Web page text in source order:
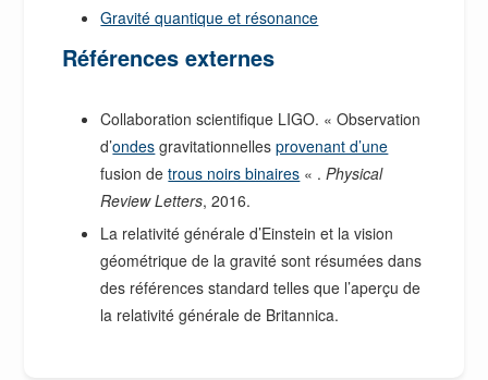
Gravité quantique et résonance
Références externes
Collaboration scientifique LIGO. « Observation
d’ondes gravitationnellesprovenant d’une
fusion detrous noirs binaires « .Physical
Review Letters, 2016.
La relativité générale d’Einstein et la vision
géométrique de la gravité sont résumées dans
des références standard telles que l’aperçu de
la relativité générale de Britannica.